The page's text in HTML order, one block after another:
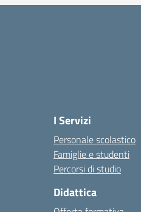
I Servizi
Personale scolastico
Famiglie e studenti
Percorsi di studio
Didattica